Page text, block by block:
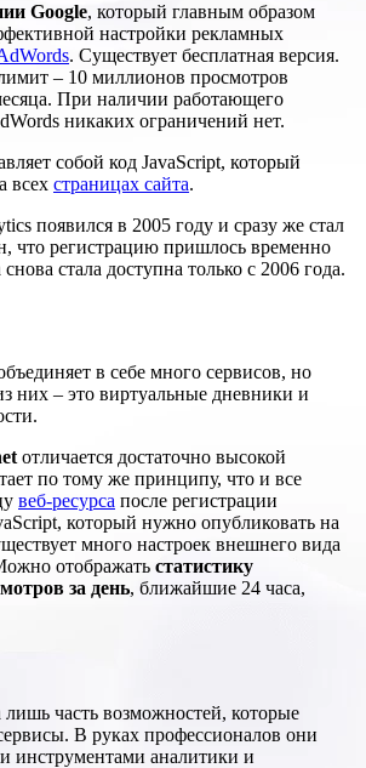
Google, который главным образом
настройки рекламных
. Существует бесплатная версия.
– 10 миллионов просмотров
При наличии работающего
никаких ограничений нет.
собой код JavaScript, который
всех страницах сайта.
появился в 2005 году и сразу же стал
что регистрацию пришлось временно
стала доступна только с 2006 года.
в себе много сервисов, но
них – это виртуальные дневники и
отличается достаточно высокой
по тому же принципу, что и все
веб-ресурса после регистрации
который нужно опубликовать на
много настроек внешнего вида
отображать статистику
за день, ближайшие 24 часа,
часть возможностей, которые
В руках профессионалов они
инструментами аналитики и